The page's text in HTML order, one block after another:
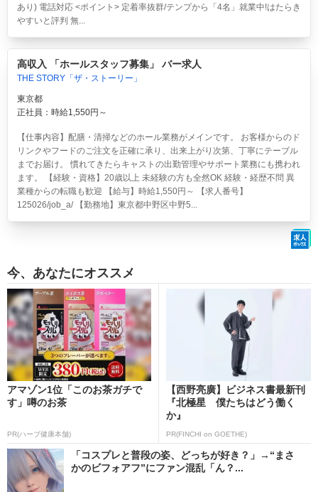
あり) 電話対応 <ポイント> 定着率抜群/テンプから「4名」就業中!はたらき
やすいと評判 無...
高収入 「ホールスタッフ募集」 バー求人
THE STORY「ザ・ストーリー」
東京都
正社員：時給1,550円～
【仕事内容】配膳・清掃などのホール業務がメインです。 お客様からのド
リンクやフードのご注文を正確に承り、出来上がり次第、丁寧にテーブル
までお届け。 慣れてきたらキャストの出勤管理やサポート業務にも携われ
ます。 【経験・資格】20歳以上 未経験の方も全然OK 経験・経歴不問 異
業種からの転職も歓迎 【給与】時給1,550円～ 【求人番号】
125026/job_a/ 【勤務地】東京都中野区中野5...
今、あなたにオススメ
アマゾン1位「このお茶ガチで
す」噂のお茶
PR(ハーブ健康本舗)
【西野亮廣】ビジネス書最新刊
『北極星 僕たちはどう働く
か』
PR(FINCHI on GOETHE)
「コスプレと普段の姿、どっちが好き？」→“まさ
かのビフォアフ”にファン混乱「ん？...